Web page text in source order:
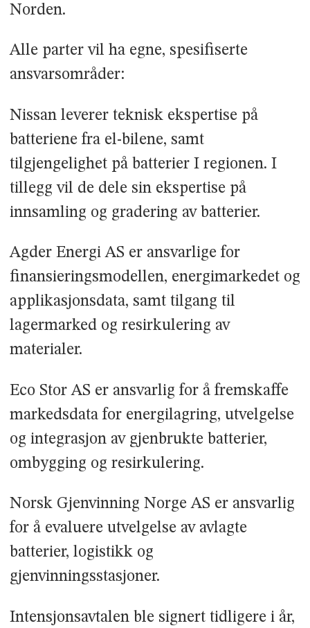
Norden.
Alle parter vil ha egne, spesifiserte
ansvarsområder:
Nissan leverer teknisk ekspertise på
batteriene fra el-bilene, samt
tilgjengelighet på batterier I regionen. I
tillegg vil de dele sin ekspertise på
innsamling og gradering av batterier.
Agder Energi AS er ansvarlige for
finansieringsmodellen, energimarkedet og
applikasjonsdata, samt tilgang til
lagermarked og resirkulering av
materialer.
Eco Stor AS er ansvarlig for å fremskaffe
markedsdata for energilagring, utvelgelse
og integrasjon av gjenbrukte batterier,
ombygging og resirkulering.
Norsk Gjenvinning Norge AS er ansvarlig
for å evaluere utvelgelse av avlagte
batterier, logistikk og
gjenvinningsstasjoner.
Intensjonsavtalen ble signert tidligere i år,